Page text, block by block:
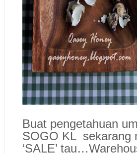
Buat pengetahuan
SOGO KL sekarang
‘SALE’